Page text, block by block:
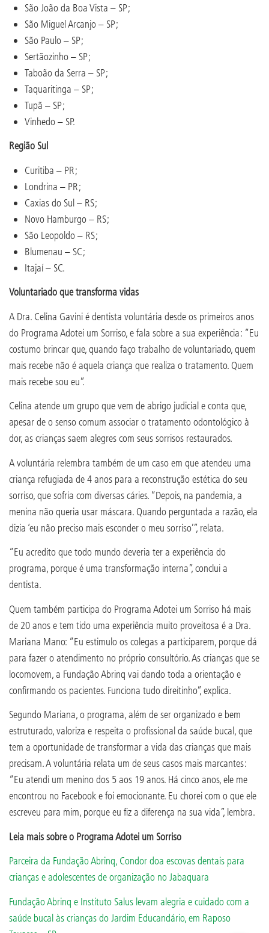
São João da Boa Vista – SP;
São Miguel Arcanjo – SP;
São Paulo – SP;
Sertãozinho – SP;
Taboão da Serra – SP;
Taquaritinga – SP;
Tupã – SP;
Vinhedo – SP.
Região Sul
Curitiba – PR;
Londrina – PR;
Caxias do Sul – RS;
Novo Hamburgo – RS;
São Leopoldo – RS;
Blumenau – SC;
Itajaí – SC.
Voluntariado que transforma vidas
A Dra. Celina Gavini é dentista voluntária desde os primeiros anos
do Programa Adotei um Sorriso, e fala sobre a sua experiência: “Eu
costumo brincar que, quando faço trabalho de voluntariado, quem
mais recebe não é aquela criança que realiza o tratamento. Quem
mais recebe sou eu”.
Celina atende um grupo que vem de abrigo judicial e conta que,
apesar de o senso comum associar o tratamento odontológico à
dor, as crianças saem alegres com seus sorrisos restaurados.
A voluntária relembra também de um caso em que atendeu uma
criança refugiada de 4 anos para a reconstrução estética do seu
sorriso, que sofria com diversas cáries. “Depois, na pandemia, a
menina não queria usar máscara. Quando perguntada a razão, ela
dizia ‘eu não preciso mais esconder o meu sorriso’”, relata.
“Eu acredito que todo mundo deveria ter a experiência do
programa, porque é uma transformação interna”, conclui a
dentista.
Quem também participa do Programa Adotei um Sorriso há mais
de 20 anos e tem tido uma experiência muito proveitosa é a Dra.
Mariana Mano: “Eu estimulo os colegas a participarem, porque dá
para fazer o atendimento no próprio consultório. As crianças que se
locomovem, a Fundação Abrinq vai dando toda a orientação e
confirmando os pacientes. Funciona tudo direitinho”, explica.
Segundo Mariana, o programa, além de ser organizado e bem
estruturado, valoriza e respeita o profissional da saúde bucal, que
tem a oportunidade de transformar a vida das crianças que mais
precisam. A voluntária relata um de seus casos mais marcantes:
“Eu atendi um menino dos 5 aos 19 anos. Há cinco anos, ele me
encontrou no Facebook e foi emocionante. Eu chorei com o que ele
escreveu para mim, porque eu fiz a diferença na sua vida”, lembra.
Leia mais sobre o Programa Adotei um Sorriso
Parceira da Fundação Abrinq, Condor doa escovas dentais para
crianças e adolescentes de organização no Jabaquara
Fundação Abrinq e Instituto Salus levam alegria e cuidado com a
saúde bucal às crianças do Jardim Educandário, em Raposo